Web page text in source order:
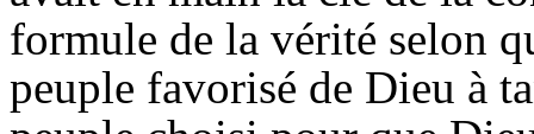
formule de la vérité selon
peuple favorisé de Dieu à